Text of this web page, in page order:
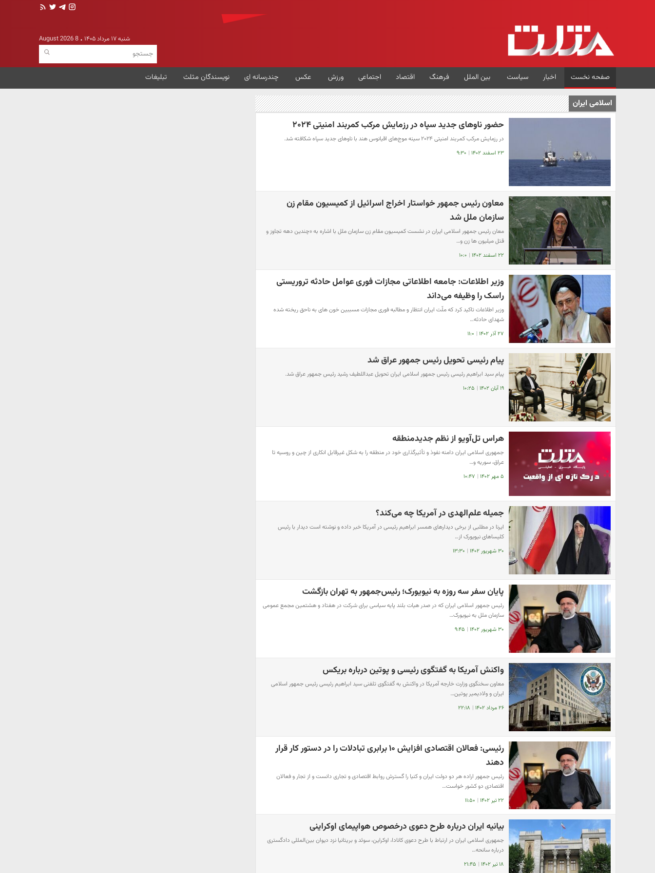
شنبه ۱۷ مرداد ۱۴۰۵ 8 August 2026
صفحه نخست اخبار سیاست بین الملل فرهنگ اقتصاد اجتماعی ورزش عکس چندرسانه ای نویسندگان مثلث تبلیغات
اسلامی ایران
حضور ناوهای جدید سپاه در رزمایش مرکب کمربند امنیتی ۲۰۲۴
در رزمایش مرکب کمربند امنیتی ۲۰۲۴ سینه موج‌های اقیانوس هند با ناوهای جدید سپاه شکافته شد.
۲۳ اسفند ۱۴۰۲ | ۹:۳۰
معاون رئیس جمهور خواستار اخراج اسرائیل از کمیسیون مقام زن
سازمان ملل شد
معان رئیس جمهور اسلامی ایران در نشست کمیسیون مقام زن سازمان ملل با اشاره به «چندین دهه تجاوز و
قتل میلیون ها زن و…
۲۲ اسفند ۱۴۰۲ | ۱۰:۰
وزیر اطلاعات: جامعه‌ اطلاعاتی مجازات فوری عوامل حادثه‌ تروریستی
راسک را وظیفه می‌داند
وزیر اطلاعات تاکید کرد که ملّت ایران انتظار و مطالبه فوری مجازات مسببین خون های به ناحق ریخته شده‌
شهدای حادثه‌…
۲۷ آذر ۱۴۰۲ | ۱۱:۰
پیام رئیسی تحویل رئیس جمهور عراق شد
پیام سید ابراهیم رئیسی رئیس جمهور اسلامی ایران تحویل عبداللطیف رشید رئیس جمهور عراق شد.
۱۹ آبان ۱۴۰۲ | ۱۰:۲۵
هراس تل‌آویو از نظم جدیدمنطقه
جمهوری اسلامی ایران دامنه نفوذ و تأثیرگذاری خود در منطقه را به شکل غیرقابل انکاری از چین و روسیه تا
عراق، سوریه و…
۵ مهر ۱۴۰۲ | ۱۰:۴۷
جمیله علم‌الهدی در آمریکا چه می‌کند؟
ایرنا در مطلبی از برخی دیدارهای همسر ابراهیم رئیسی در آمریکا خبر داده و نوشته است دیدار با رئیس
کلیساهای نیویورک از…
۳۰ شهریور ۱۴۰۲ | ۱۳:۳۰
پایان سفر سه روزه به نیویورک؛ رئیس‌جمهور به تهران بازگشت
رئیس جمهور اسلامی ایران که در صدر هیات بلند پایه سیاسی برای شرکت در هفتاد و هشتمین مجمع عمومی
سازمان ملل به نیویورک…
۳۰ شهریور ۱۴۰۲ | ۹:۴۵
واکنش آمریکا به گفتگوی رئیسی و پوتین درباره بریکس
معاون سخنگوی وزارت خارجه آمریکا در واکنش به گفتگوی تلفنی سید ابراهیم رئیسی رئیس جمهور اسلامی
ایران و ولادیمیر پوتین…
۲۶ مرداد ۱۴۰۲ | ۲۲:۱۸
رئیسی: فعالان اقتصادی افزایش ۱۰ برابری تبادلات را در دستور کار قرار
دهند
رئیس جمهور اراده هر دو دولت ایران و کنیا را گسترش روابط اقتصادی و تجاری دانست و از تجار و فعالان
اقتصادی دو کشور خواست…
۲۲ تیر ۱۴۰۲ | ۱۱:۵۰
بیانیه ایران درباره طرح دعوی درخصوص هواپیمای اوکراینی
جمهوری اسلامی ایران در ارتباط با طرح دعوی کانادا، اوکراین، سوئد و بریتانیا نزد دیوان بین‌المللی دادگستری
درباره سانحه…
۱۸ تیر ۱۴۰۲ | ۲۱:۴۵